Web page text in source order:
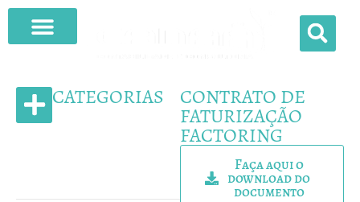
CATEGORIAS CONTRATO DE
FATURIZAÇÃO
FACTORING
Faça aqui o
download do
documento